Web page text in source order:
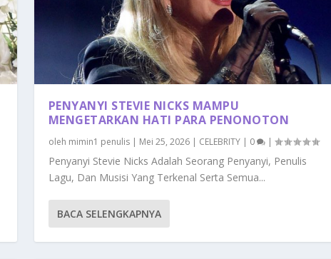
PENYANYI STEVIE NICKS MAMPU
MENGETARKAN HATI PARA PENONOTON
oleh mimin1 penulis| Mei 25, 2026| CELEBRITY| 0 |
Penyanyi Stevie Nicks Adalah Seorang Penyanyi, Penulis
Lagu, Dan Musisi Yang Terkenal Serta Semua...
BACA SELENGKAPNYA